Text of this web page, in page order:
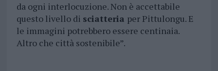
da ogni interlocuzione. Non è accettabile
questo livello di sciatteria per Pittulongu. E
le immagini potrebbero essere centinaia.
Altro che città sostenibile”.